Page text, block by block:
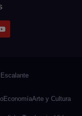
EconomíaArte y Cultura